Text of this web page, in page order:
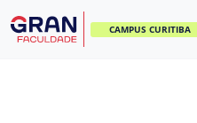
CAMPUS CURITIBA